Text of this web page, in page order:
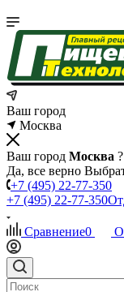
Ваш город
Москва
Ваш город Москва ?
Да, все верно
+7 (495) 22-77-350
+7 (495) 22-77-350
Сравнение0